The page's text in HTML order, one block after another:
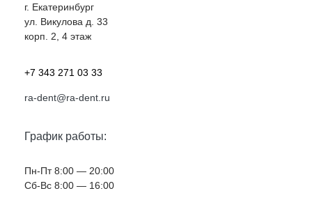
г. Екатеринбург
ул. Викулова д. 33
корп. 2, 4 этаж
+7 343 271 03 33
ra-dent@ra-dent.ru
График работы:
Пн-Пт 8:00 — 20:00
Cб-Вс 8:00 — 16:00